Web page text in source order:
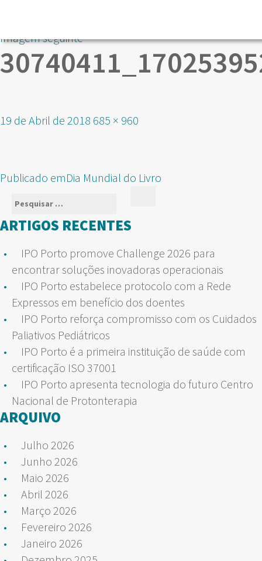
Imagem seguinte
Publicado
19 de Abril de 2018 Tamanho
685 × 960
NAVEGAÇÃO
ARTIGOS
Publicado emDia Mundial do Livro
Pesquisar
por:
ARTIGOS RECENTES
IPO Porto promove Challenge 2026 para
encontrar soluções inovadoras operacionais
IPO Porto estabelece protocolo com a Rede
Expressos em benefício dos doentes
IPO Porto reforça compromisso com os Cuidados
Paliativos Pediátricos
IPO Porto é a primeira instituição de saúde com
certificação ISO 37001
IPO Porto apresenta tecnologia do futuro Centro
Nacional de Protonterapia
ARQUIVO
Julho 2026
Junho 2026
Maio 2026
Abril 2026
Março 2026
Fevereiro 2026
Janeiro 2026